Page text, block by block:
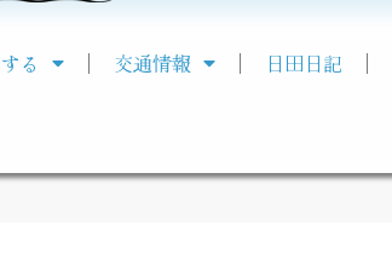
る 交通情報 日田日記